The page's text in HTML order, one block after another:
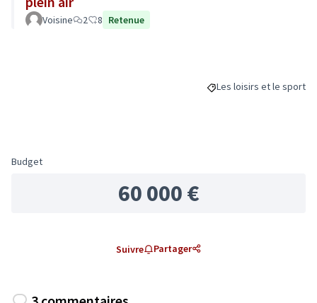
Voisine 2 8 Retenue
Filtrer les résultats de
Les loisirs et le sport
Budget
60 000 €
Suivre Partager